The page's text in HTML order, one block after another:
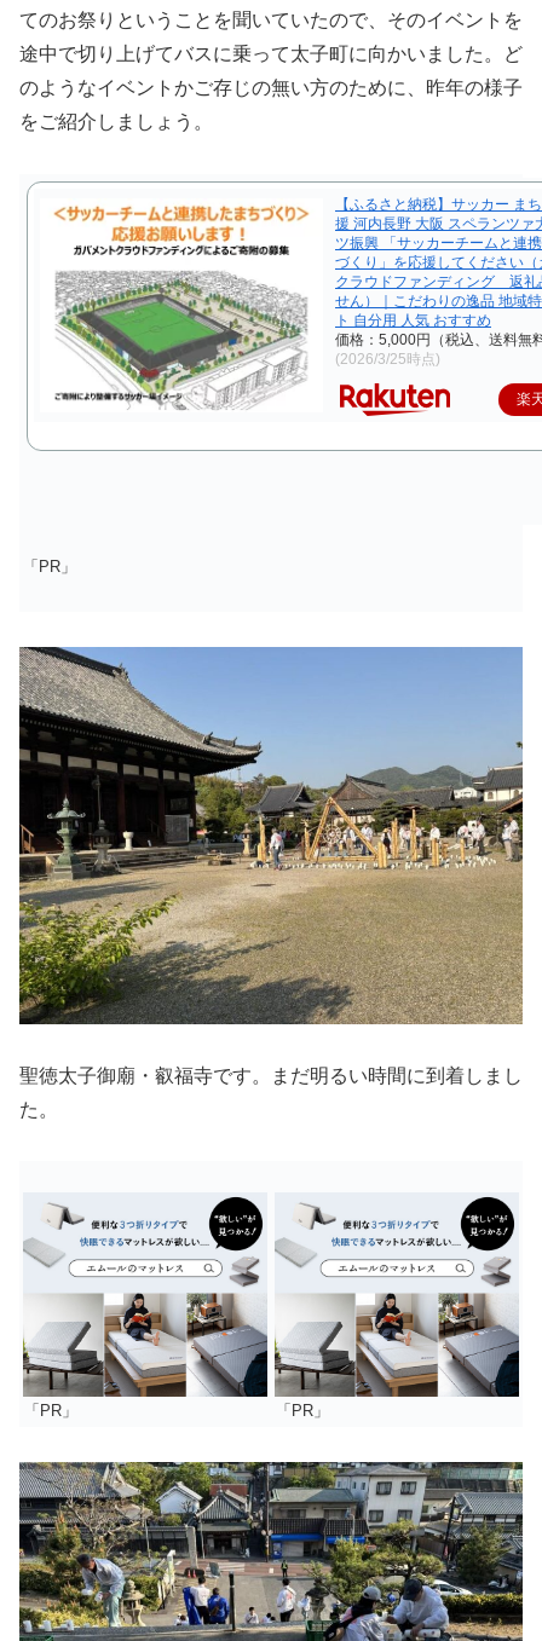
てのお祭りということを聞いていたので、そのイベントを
途中で切り上げてバスに乗って太子町に向かいました。ど
のようなイベントかご存じの無い方のために、昨年の様子
をご紹介しましょう。
【ふるさと納税】サッカー ま
援 河内長野 大阪 スペランツァ
ツ振興 「サッカーチームと連
づくり」を応援してください
クラウドファンディング 返礼
せん）｜こだわりの逸品 地域
ト 自分用 人気 おすすめ
価格：5,000円（税込、送料無
(2026/3/25時点)
楽
「PR」
聖徳太子御廟・叡福寺です。まだ明るい時間に到着しまし
た。
「PR」 「PR」